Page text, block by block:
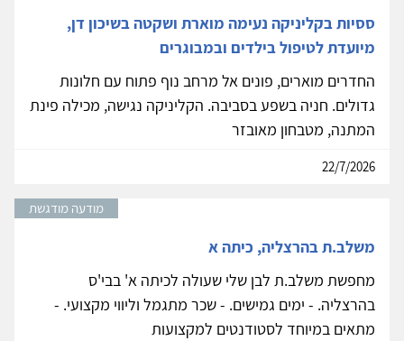
ססיות בקליניקה נעימה מוארת ושקטה בשיכון דן,
מיועדת לטיפול בילדים ובמבוגרים
החדרים מוארים, פונים אל מרחב נוף פתוח עם חלונות
גדולים. חניה בשפע בסביבה. הקליניקה נגישה, מכילה פינת
המתנה, מטבחון מאובזר
22/7/2026
מודעה מודגשת
משלב.ת בהרצליה, כיתה א
מחפשת משלב.ת לבן שלי שעולה לכיתה א' בבי'ס
בהרצליה. - ימים גמישים. - שכר מתגמל וליווי מקצועי. -
מתאים במיוחד לסטודנטים למקצועות